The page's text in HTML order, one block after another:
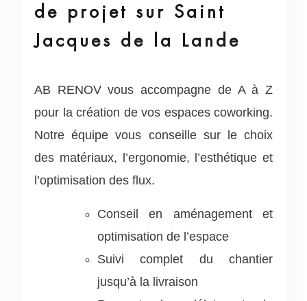
de projet sur Saint
Jacques de la Lande
AB RENOV vous accompagne de A à Z
pour la création de vos espaces coworking.
Notre équipe vous conseille sur le choix
des matériaux, l’ergonomie, l’esthétique et
l’optimisation des flux.
Conseil en aménagement et
optimisation de l’espace
Suivi complet du chantier
jusqu’à la livraison